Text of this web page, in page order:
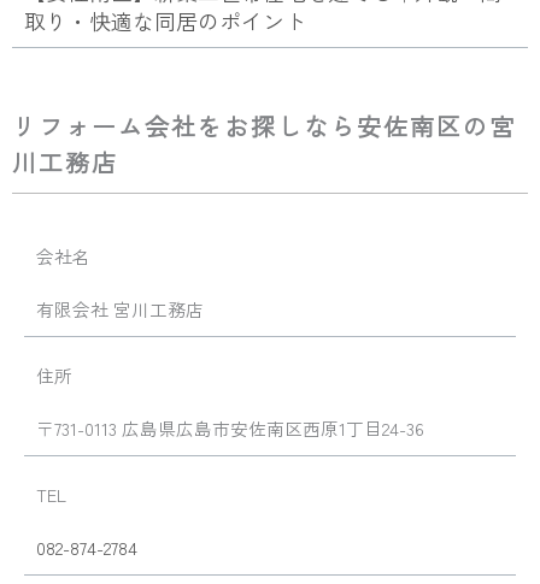
取り・快適な同居のポイント
リフォーム会社をお探しなら安佐南区の宮
川工務店
会社名
有限会社 宮川工務店
住所
〒731-0113 広島県広島市安佐南区西原1丁目24-36
TEL
082-874-2784